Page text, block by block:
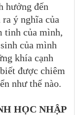
hưởng đến
ý nghĩa của
tinh của mình,
của mình
khía cạnh
được chiêm
như thế nào.
HỌC NHẬP